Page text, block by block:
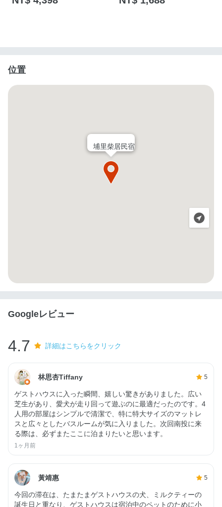
位置
埔里柴居民宿
Googleレビュー
4.7 詳細はこちらをクリック
林思杏Tiffany 5
ゲストハウスに入った瞬間、嬉しい驚きがありました。広い
芝生があり、愛犬が走り回って遊ぶのに最適だったのです。4
人用の部屋はシンプルで清潔で、特に特大サイズのマットレ
スと広々としたバスルームが気に入りました。次回南投に来
る際は、必ずまたここに泊まりたいと思います。
1ヶ月前
黃靖惠 5
今回の滞在は、たまたまゲストハウスの犬、ミルクティーの
誕生日と重なり、ゲストハウスは宿泊中のペットのために小